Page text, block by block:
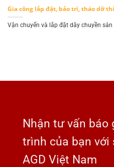
Gia công lắp đặt, bảo trì, tháo dỡ
Vận chuyển và lắp đặt dây chuyền
Nhận tư vấn
trình của bạn
AGD Việt Nam